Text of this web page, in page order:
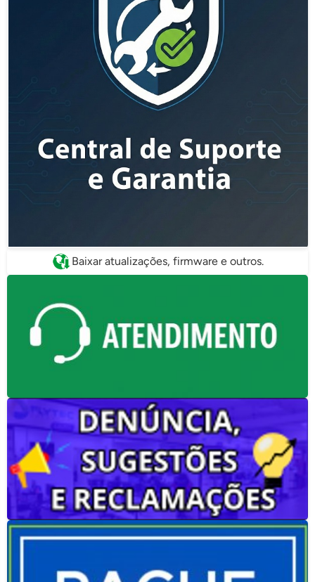
Baixar atualizações, firmware e outros.